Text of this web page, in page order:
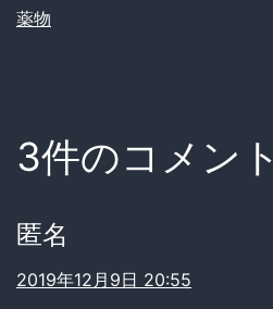
薬物
3件のコメント
匿名
2019年12月9日 20:55